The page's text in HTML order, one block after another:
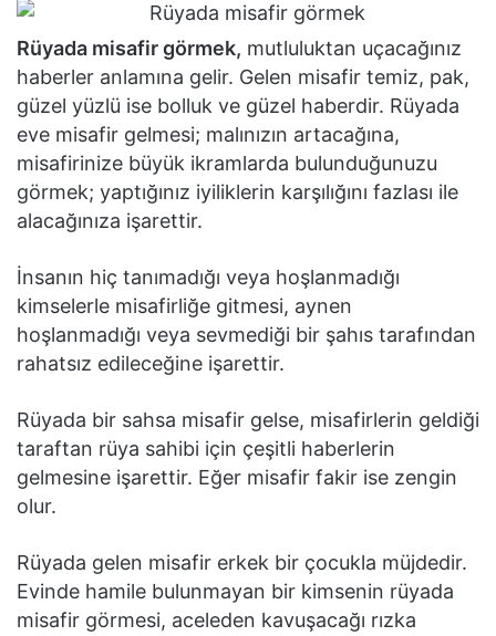
Rüyada misafir görmek, mutluluktan uçacağınız
haberler anlamına gelir. Gelen misafir temiz, pak,
güzel yüzlü ise bolluk ve güzel haberdir. Rüyada
eve misafir gelmesi; malınızın artacağına,
misafirinize büyük ikramlarda bulunduğunuzu
görmek; yaptığınız iyiliklerin karşılığını fazlası ile
alacağınıza işarettir.
İnsanın hiç tanımadığı veya hoşlanmadığı
kimselerle misafirliğe gitmesi, aynen
hoşlanmadığı veya sevmediği bir şahıs tarafından
rahatsız edileceğine işarettir.
Rüyada bir sahsa misafir gelse, misafirlerin geldiği
taraftan rüya sahibi için çeşitli haberlerin
gelmesine işarettir. Eğer misafir fakir ise zengin
olur.
Rüyada gelen misafir erkek bir çocukla müjdedir.
Evinde hamile bulunmayan bir kimsenin rüyada
misafir görmesi, aceleden kavuşacağı rızka